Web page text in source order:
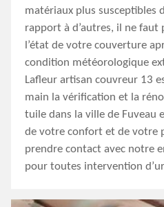
matériaux plus susceptibles
rapport à d’autres, il ne faut
l’état de votre couverture
condition météorologique
Lafleur artisan couvreur 13
main la vérification et la
tuile dans la ville de Fuveau
de votre confort et de votre
prendre contact avec notre
pour toutes intervention